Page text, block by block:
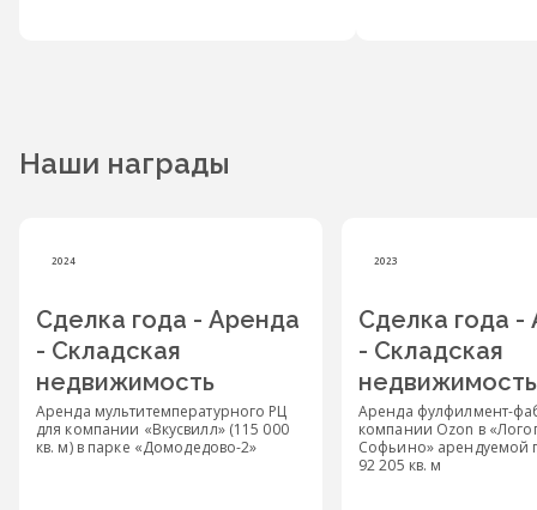
Наши награды
2024
Сделка года - Аренда
- Складская
недвижимость
Аренда мультитемпературного РЦ
для компании «Вкусвилл» (115 000
кв. м) в парке «Домодедово-2»
2023
Сделка года -
- Складская
недвижимость
Аренда фулфилмент-
компании Ozon в
Софьино» арендуемой
92 205 кв. м